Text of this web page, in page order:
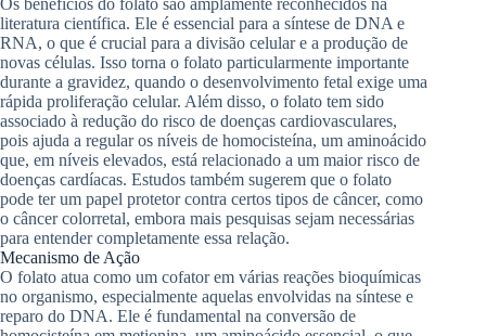
Os benefícios do folato são amplamente reconhecidos na
literatura científica. Ele é essencial para a síntese de DNA e
RNA, o que é crucial para a divisão celular e a produção de
novas células. Isso torna o folato particularmente importante
durante a gravidez, quando o desenvolvimento fetal exige uma
rápida proliferação celular. Além disso, o folato tem sido
associado à redução do risco de doenças cardiovasculares,
pois ajuda a regular os níveis de homocisteína, um aminoácido
que, em níveis elevados, está relacionado a um maior risco de
doenças cardíacas. Estudos também sugerem que o folato
pode ter um papel protetor contra certos tipos de câncer, como
o câncer colorretal, embora mais pesquisas sejam necessárias
para entender completamente essa relação.
Mecanismo de Ação
O folato atua como um cofator em várias reações bioquímicas
no organismo, especialmente aquelas envolvidas na síntese e
reparo do DNA. Ele é fundamental na conversão de